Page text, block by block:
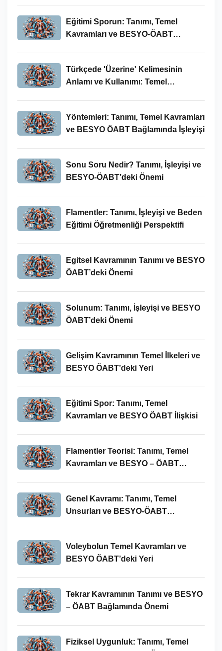
Eğitimi Sporun: Tanımı, Temel
Kavramları ve BESYO-ÖABT
Türkçede 'Üzerine' Kelimesinin
Anlamı ve Kullanımı: Temel
Yöntemleri: Tanımı, Temel Kavramları
ve BESYO ÖABT Bağlamında İşleyişi
Sonu Soru Nedir? Tanımı, İşleyişi ve
BESYO-ÖABT’deki Önemi
Flamentler: Tanımı, İşleyişi ve Beden
Eğitimi Öğretmenliği Perspektifi
Egitsel Kavramının Tanımı ve BESYO
ÖABT’deki Önemi
Solunum: Tanımı, İşleyişi ve BESYO
ÖABT’deki Önemi
Gelişim Kavramının Temel İlkeleri ve
BESYO ÖABT’deki Yeri
Eğitimi Spor: Tanımı, Temel
Kavramları ve BESYO ÖABT İlişkisi
Flamentler Teorisi: Tanımı, Temel
Kavramları ve BESYO – ÖABT
Genel Kavramı: Tanımı, Temel
Unsurları ve BESYO-ÖABT
Voleybolun Temel Kavramları ve
BESYO ÖABT’deki Yeri
Tekrar Kavramının Tanımı ve BESYO
– ÖABT Bağlamında Önemi
Fiziksel Uygunluk: Tanımı, Temel